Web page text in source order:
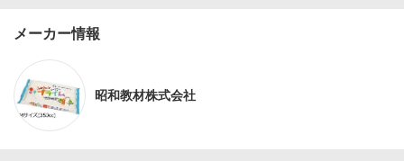
メーカー情報
昭和教材株式会社